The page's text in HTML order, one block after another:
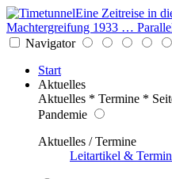
Eine Zeitreise in
Machtergreifung 1933 …
Navigator
Start
Aktuelles
Aktuelles * Termine *
Pandemie
Aktuelles / Termine
Leitartikel &